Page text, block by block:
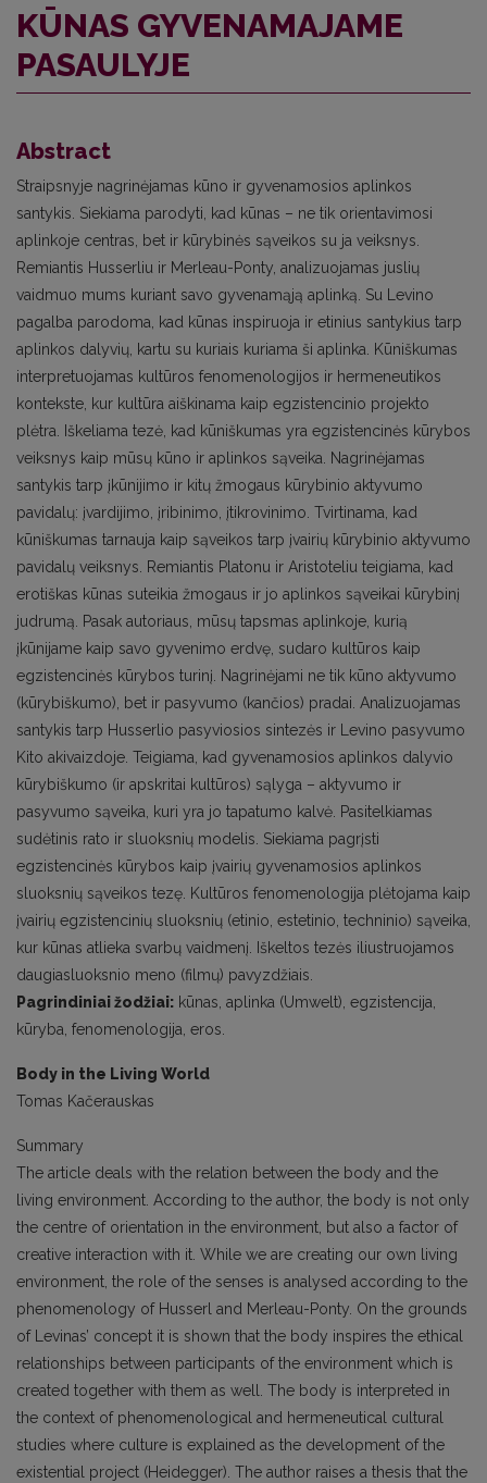
KŪNAS GYVENAMAJAME
PASAULYJE
Abstract
Straipsnyje nagrinėjamas kūno ir gyvenamosios aplinkos
santykis. Siekiama parodyti, kad kūnas – ne tik orientavimosi
aplinkoje centras, bet ir kūrybinės sąveikos su ja veiksnys.
Remiantis Husserliu ir Merleau-Ponty, analizuojamas juslių
vaidmuo mums kuriant savo gyvenamąją aplinką. Su Levino
pagalba parodoma, kad kūnas inspiruoja ir etinius santykius tarp
aplinkos dalyvių, kartu su kuriais kuriama ši aplinka. Kūniškumas
interpretuojamas kultūros fenomenologijos ir hermeneutikos
kontekste, kur kultūra aiškinama kaip egzistencinio projekto
plėtra. Iškeliama tezė, kad kūniškumas yra egzistencinės kūrybos
veiksnys kaip mūsų kūno ir aplinkos sąveika. Nagrinėjamas
santykis tarp įkūnijimo ir kitų žmogaus kūrybinio aktyvumo
pavidalų: įvardijimo, įribinimo, įtikrovinimo. Tvirtinama, kad
kūniškumas tarnauja kaip sąveikos tarp įvairių kūrybinio aktyvumo
pavidalų veiksnys. Remiantis Platonu ir Aristoteliu teigiama, kad
erotiškas kūnas suteikia žmogaus ir jo aplinkos sąveikai kūrybinį
judrumą. Pasak autoriaus, mūsų tapsmas aplinkoje, kurią
įkūnijame kaip savo gyvenimo erdvę, sudaro kultūros kaip
egzistencinės kūrybos turinį. Nagrinėjami ne tik kūno aktyvumo
(kūrybiškumo), bet ir pasyvumo (kančios) pradai. Analizuojamas
santykis tarp Husserlio pasyviosios sintezės ir Levino pasyvumo
Kito akivaizdoje. Teigiama, kad gyvenamosios aplinkos dalyvio
kūrybiškumo (ir apskritai kultūros) sąlyga – aktyvumo ir
pasyvumo sąveika, kuri yra jo tapatumo kalvė. Pasitelkiamas
sudėtinis rato ir sluoksnių modelis. Siekiama pagrįsti
egzistencinės kūrybos kaip įvairių gyvenamosios aplinkos
sluoksnių sąveikos tezę. Kultūros fenomenologija plėtojama kaip
įvairių egzistencinių sluoksnių (etinio, estetinio, techninio) sąveika,
kur kūnas atlieka svarbų vaidmenį. Iškeltos tezės iliustruojamos
daugiasluoksnio meno (filmų) pavyzdžiais.
Pagrindiniai žodžiai: kūnas, aplinka (Umwelt), egzistencija,
kūryba, fenomenologija, eros.
Body in the Living World
Tomas Kačerauskas
Summary
The article deals with the relation between the body and the
living environment. According to the author, the body is not only
the centre of orientation in the environment, but also a factor of
creative interaction with it. While we are creating our own living
environment, the role of the senses is analysed according to the
phenomenology of Husserl and Merleau-Ponty. On the grounds
of Levinas’ concept it is shown that the body inspires the ethical
relationships between participants of the environment which is
created together with them as well. The body is interpreted in
the context of phenomenological and hermeneutical cultural
studies where culture is explained as the development of the
existential project (Heidegger). The author raises a thesis that the